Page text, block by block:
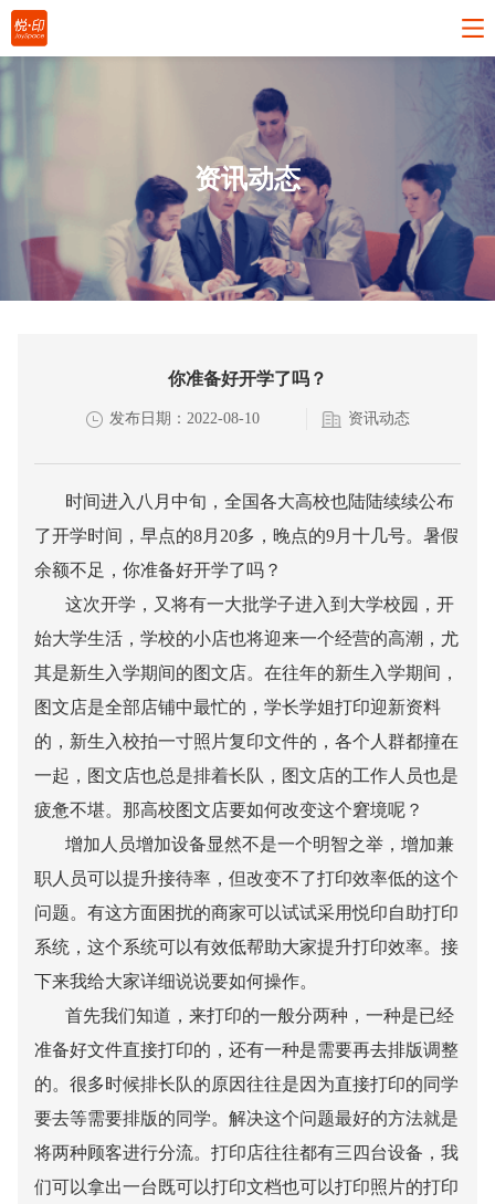
资讯动态
你准备好开学了吗？
发布日期：2022-08-10 资讯动态
时间进入八月中旬，全国各大高校也陆陆续续公布
了开学时间，早点的8月 20多，晚点的9月十几号。暑假
余额不足，你准备好开学了吗？
这次开学，又将有一大批学子进入到大学校园，开
始大学生活，学校的小店也将迎来一个经营的高潮，尤
其是新生入学期间的图文店。在往年的新生入学期间，
图文店是全部店铺中最忙的，学长学姐打印迎新资料
的，新生入校拍一寸照片复印文件的，各个人群都撞在
一起，图文店也总是排着长队，图文店的工作人员也是
疲惫不堪。那高校图文店要如何改变这个窘境呢？
增加人员增加设备显然不是一个明智之举，增加兼
职人员可以提升接待率，但改变不了打印效率低的这个
问题。有这方面困扰的商家可以试试采用悦印自助打印
系统，这个系统可以有效低帮助大家提升打印效率。接
下来我给大家详细说说要如何操作。
首先我们知道，来打印的一般分两种，一种是已经
准备好文件直接打印的，还有一种是需要再去排版调整
的。 很多时候排长队的原因往往是因为直接打印的同学
要去等需要排版的同学。解决这个问题最好的方法就是
将两种顾客进行分流。打印店往往都有三四台设备，我
们可以拿出一台既可以打印文档也可以打印照片的打印